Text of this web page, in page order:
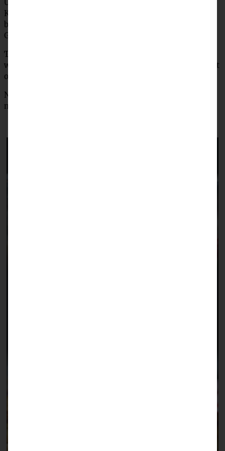
Unmittelbar vor dem Servieren den Tiramisu mit ein paar
Kirschen und Kirschsaft beträufeln, mit dem Krokant
bestreuen und noch etwas mit Puderzucker bestäuben.
Guten Appetit!
Tipp: Noch weihnachtlicher wird der Kirsch-Tiramisu,
wenn Ihr in den Mandelkrokant noch einen Teelöffel Zimt
oder Lebkuchengewürz gebt.
Noch mehr Lust auf Dessert? Dann schaut doch mal bei
meinem